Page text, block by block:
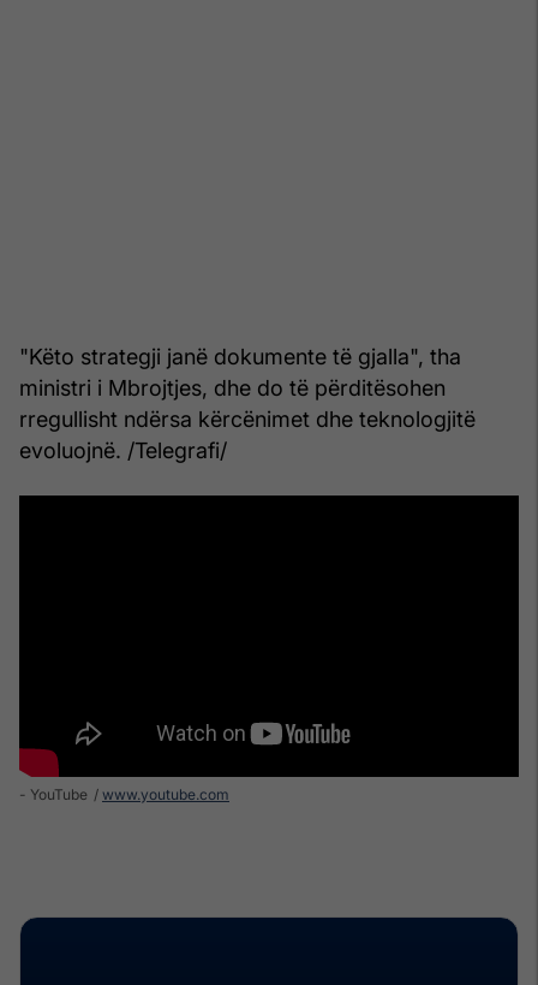
"Këto strategji janë dokumente të gjalla", tha
ministri i Mbrojtjes, dhe do të përditësohen
rregullisht ndërsa kërcënimet dhe teknologjitë
evoluojnë. /Telegrafi/
- YouTube www.youtube.com